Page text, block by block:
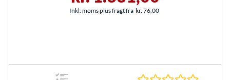
Inkl. moms plus fragt fra kr. 76,00